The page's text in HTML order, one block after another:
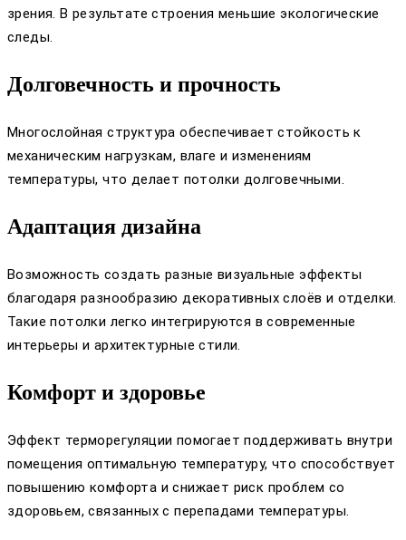
зрения. В результате строения меньшие экологические
следы.
Долговечность и прочность
Многослойная структура обеспечивает стойкость к
механическим нагрузкам, влаге и изменениям
температуры, что делает потолки долговечными.
Адаптация дизайна
Возможность создать разные визуальные эффекты
благодаря разнообразию декоративных слоёв и отделки.
Такие потолки легко интегрируются в современные
интерьеры и архитектурные стили.
Комфорт и здоровье
Эффект терморегуляции помогает поддерживать внутри
помещения оптимальную температуру, что способствует
повышению комфорта и снижает риск проблем со
здоровьем, связанных с перепадами температуры.